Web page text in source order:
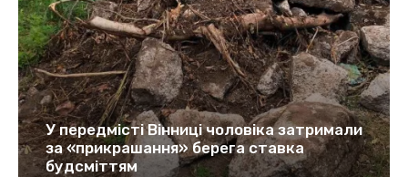
У передмісті Вінниці чоловіка затримали
за «прикрашання» берега ставка
будсміттям